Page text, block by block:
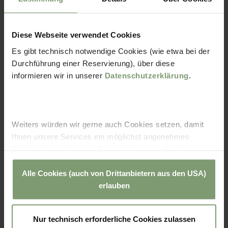
Diese Webseite verwendet Cookies
Es gibt technisch notwendige Cookies (wie etwa bei der
Durchführung einer Reservierung), über diese
informieren wir in unserer Datenschutzerklärung
Weiters würden wir gerne auch Cookies setzen, damit
Ihnen unsere Services ein möglichst angenehmes
Drittanbietern teilweise aus den USA. Sie können
entweder alle Cookies akzeptieren und diese in der
Zukunft jederzeit widerrufen oder der Verwendung von
Cookies, die nicht technisch erforderlich sind,
können diese auch einzeln abwählen oder zulassen. Der
Alle Cookies (auch von Drittanbietern aus den USA)
erlauben
Nur technisch erforderliche Cookies zulassen
Nachname*
Erzählen Sie uns von Ihrem Tag oder Wochenende in den
Thermen Chalets und der Sonnentherme
Lutzmannsburg.